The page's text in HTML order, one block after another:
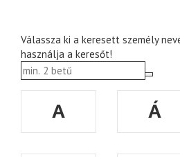
Válassza ki a keresett személy
használja a keresőt!
A Á